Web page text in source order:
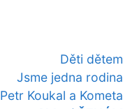
Děti dětem
Jsme jedna rodina
Petr Koukal a Kometa